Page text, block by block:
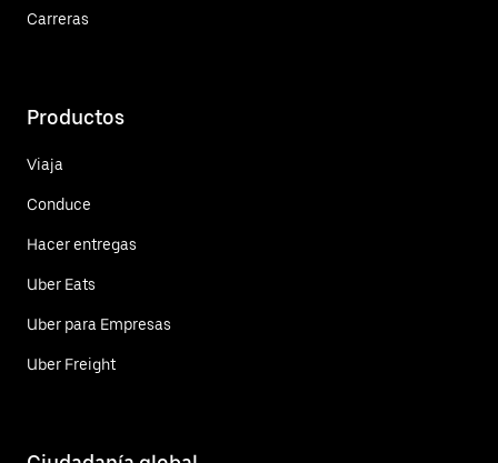
Carreras
Productos
Viaja
Conduce
Hacer entregas
Uber Eats
Uber para Empresas
Uber Freight